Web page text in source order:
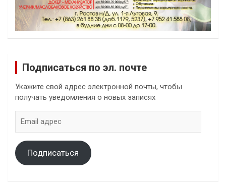
Подписаться по эл. почте
Укажите свой адрес электронной почты, чтобы
получать уведомления о новых записях
адрес
Подписаться